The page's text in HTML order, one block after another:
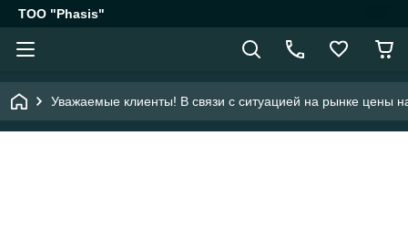
ТОО "Phasis"
Уважаемые клиенты! В связи с ситуацией на рынке цены